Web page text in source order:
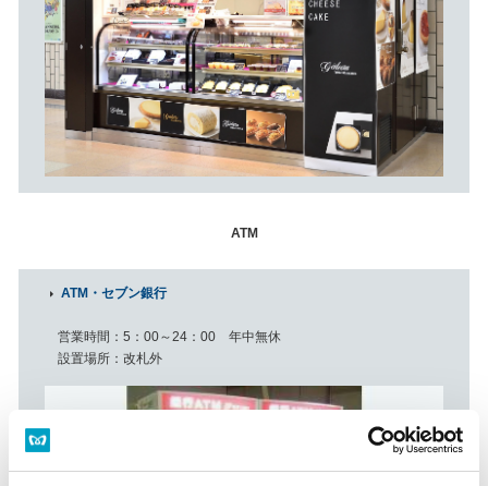
ATM
ATM・セブン銀行
営業時間
5：00～24：00 年中無休
設置場所
改札外